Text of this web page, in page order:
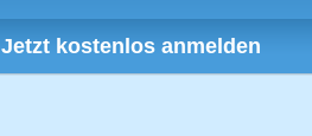
Jetzt kostenlos anmelden